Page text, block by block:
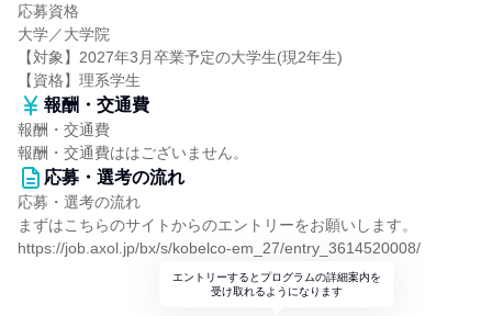
応募資格
大学／大学院
【対象】2027年3月卒業予定の大学生(現2年生)
【資格】理系学生
報酬・交通費
報酬・交通費
報酬・交通費ははございません。
応募・選考の流れ
応募・選考の流れ
まずはこちらのサイトからのエントリーをお願いします。
https://job.axol.jp/bx/s/kobelco-em_27/entry_3614520008/
エントリーするとプログラムの詳細案内を
受け取れるようになります